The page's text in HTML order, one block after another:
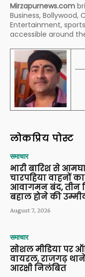
Mirzapurnews.com
Business, Bollywood,
Entertainment,
accessible around
लोकप्रिय पोस्ट
समाचार
भारी बारिश से
चारपहिया वाहनों का
आवागमन बंद, तीन
बहाल होने की
August 7, 2026
समाचार
सोशल मीडिया पर
वायरल, राजगढ़
आरक्षी निलंबित